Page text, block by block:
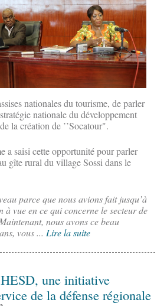
nationales du tourisme, de parler
nationale du développement
la création de ’’Socatour".
a saisi cette opportunité pour parler
gîte rural du village Sossi dans le
parce que nous avions fait jusqu’à
à vue en ce qui concerne le secteur de
nous avons ce beau
vous ... Lire la suite
une initiative
de la défense régionale